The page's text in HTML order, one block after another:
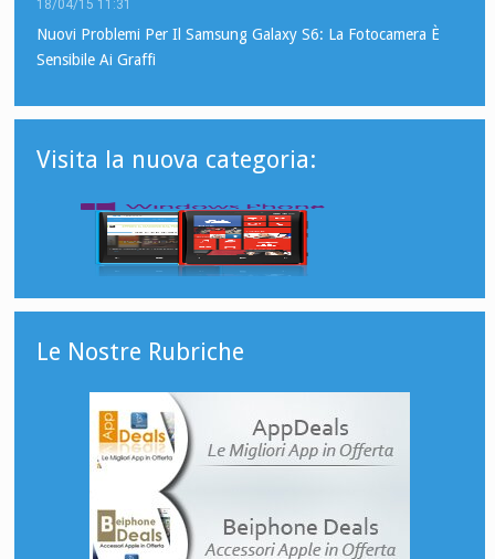
18/04/15 11:31
Nuovi Problemi Per Il Samsung Galaxy S6: La Fotocamera È
Sensibile Ai Graffi
Visita la nuova categoria:
Le Nostre Rubriche